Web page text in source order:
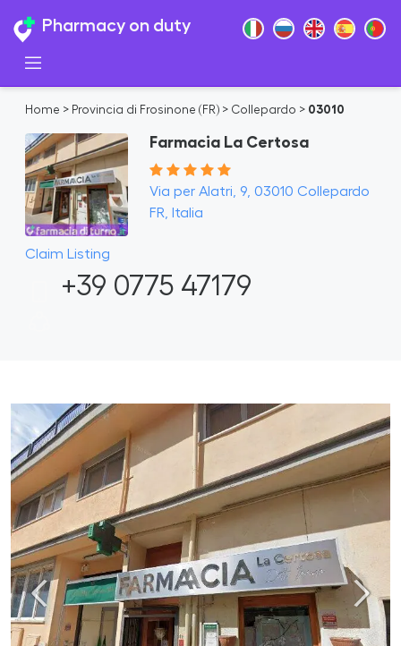
Pharmacy on duty
Home > Provincia di Frosinone (FR) > Collepardo > 03010
Farmacia La Certosa
Via per Alatri, 9, 03010 Collepardo
FR, Italia
Claim Listing
+39 0775 47179